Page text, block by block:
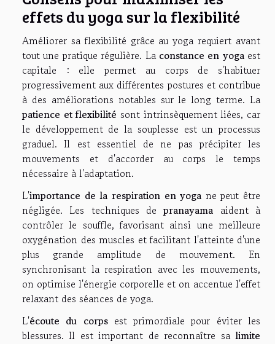
effets du yoga sur la flexibilité
Améliorer sa flexibilité grâce au yoga requiert avant
tout une pratique régulière. La constance en yogaest
capitale : elle permet au corps de s'habituer
progressivement aux différentes postures et contribue
à des améliorations notables sur le long terme. La
patience et flexibilité sont intrinsèquement liées, car
le développement de la souplesse est un processus
graduel. Il est essentiel de ne pas précipiter les
mouvements et d'accorder au corps le temps
nécessaire à l'adaptation.
L'importance de la respiration en yoga ne peut être
négligée. Les techniques depranayama aident à
contrôler le souffle, favorisant ainsi une meilleure
oxygénation des muscles et facilitant l'atteinte d'une
plus grande amplitude de mouvement. En
synchronisant la respiration avec les mouvements,
on optimise l'énergie corporelle et on accentue l'effet
relaxant des séances de yoga.
L'écoute du corpsest primordiale pour éviter les
blessures. Il est important de reconnaître sa limite